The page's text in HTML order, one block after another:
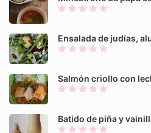
Ensalada de judías,
Salmón criollo con
Batido de piña y